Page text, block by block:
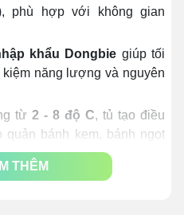
phù hợp với không gian
khẩu Dongbie giúp tối
năng lượng và nguyên
từ 2 - 8 độ C, tủ tạo điều
bánh kem, bánh ngọt
tối đa 7 ngày.
lại khả năng bảo quản
THÊM